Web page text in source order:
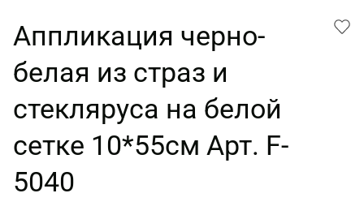
Аппликация черно-
белая из страз и
стекляруса на белой
сетке 10*55см Арт. F-
5040